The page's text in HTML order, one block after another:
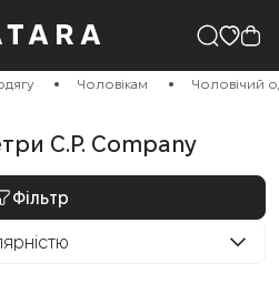
Чоловікам Чоловічий
C.P. Company
Фільтр